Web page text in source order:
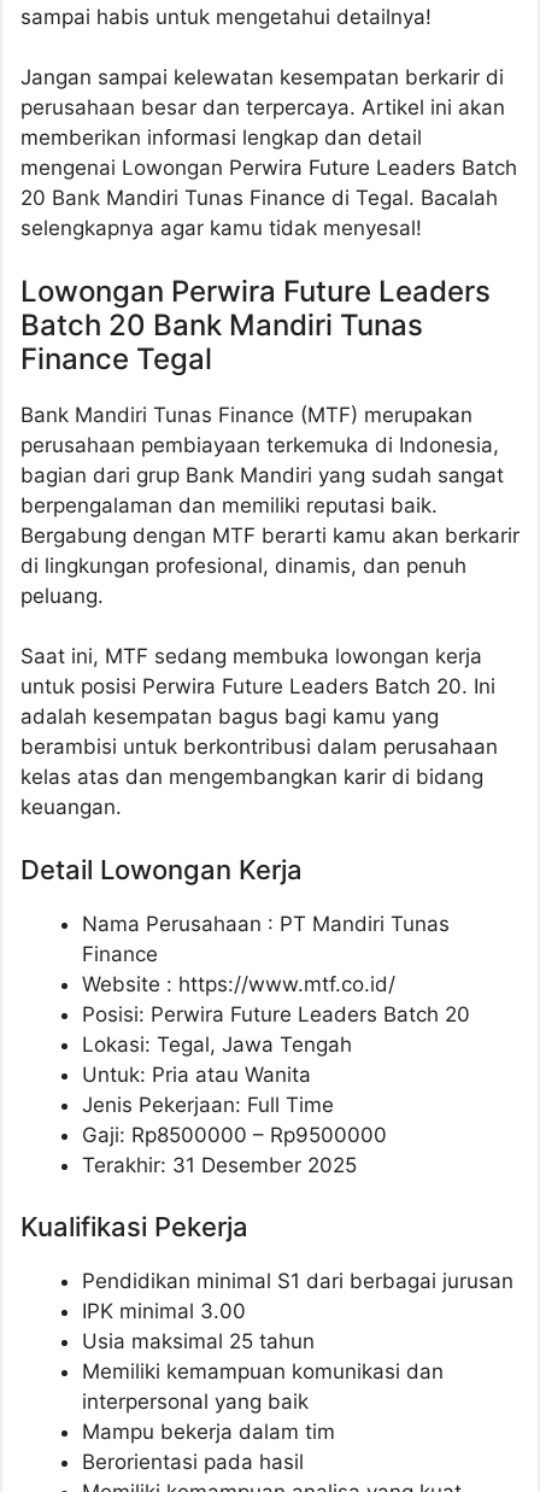
sampai habis untuk mengetahui detailnya!
Jangan sampai kelewatan kesempatan berkarir di
perusahaan besar dan terpercaya. Artikel ini akan
memberikan informasi lengkap dan detail
mengenai Lowongan Perwira Future Leaders Batch
20 Bank Mandiri Tunas Finance di Tegal. Bacalah
selengkapnya agar kamu tidak menyesal!
Lowongan Perwira Future Leaders
Batch 20 Bank Mandiri Tunas
Finance Tegal
Bank Mandiri Tunas Finance (MTF) merupakan
perusahaan pembiayaan terkemuka di Indonesia,
bagian dari grup Bank Mandiri yang sudah sangat
berpengalaman dan memiliki reputasi baik.
Bergabung dengan MTF berarti kamu akan berkarir
di lingkungan profesional, dinamis, dan penuh
peluang.
Saat ini, MTF sedang membuka lowongan kerja
untuk posisi Perwira Future Leaders Batch 20. Ini
adalah kesempatan bagus bagi kamu yang
berambisi untuk berkontribusi dalam perusahaan
kelas atas dan mengembangkan karir di bidang
keuangan.
Detail Lowongan Kerja
Nama Perusahaan : PT Mandiri Tunas
Finance
Website : https://www.mtf.co.id/
Posisi: Perwira Future Leaders Batch 20
Lokasi: Tegal, Jawa Tengah
Untuk: Pria atau Wanita
Jenis Pekerjaan: Full Time
Gaji: Rp8500000 – Rp9500000
Terakhir: 31 Desember 2025
Kualifikasi Pekerja
Pendidikan minimal S1 dari berbagai jurusan
IPK minimal 3.00
Usia maksimal 25 tahun
Memiliki kemampuan komunikasi dan
interpersonal yang baik
Mampu bekerja dalam tim
Berorientasi pada hasil